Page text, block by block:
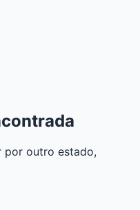
por outro estado,